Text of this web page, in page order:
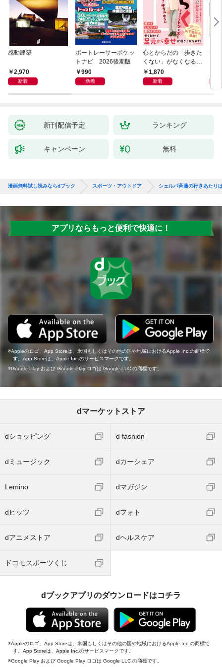
感動建築
2,970
新着
ボートレーサーポケッ
トナビ 2026後期版
990
新着
心とからだの「歩きた
くない」がなくなる
らせん流 ゆるらく歩
き
1,870
新着
剣
新刊配信予定 ランキング
キャンペーン 無料
漫画無料試し読みならdブック スポーツ・アウトドア シェルパ斉藤の行きあたり
アプリならもっと便利で快適に！
Appleのロゴ、App Storeは、米国もしくはその他の国や地域におけるApple Inc.の商標で
す。App Storeは、Apple Inc.のサービスマークです。
Google Play および Google Play ロゴは Google LLC の商標です。
dマーケットストア
dショッピング d fashion
dミュージック dカーシェア
Lemino dマガジン
dヒッツ dフォト
dアニメストア dヘルスケア
ドコモスポーツくじ
dブックアプリのダウンロードはコチラ
Appleのロゴ、App Storeは、米国もしくはその他の国や地域におけるApple Inc.の商標で
す。App Storeは、Apple Inc.のサービスマークです。
Google Play および Google Play ロゴは Google LLC の商標です。